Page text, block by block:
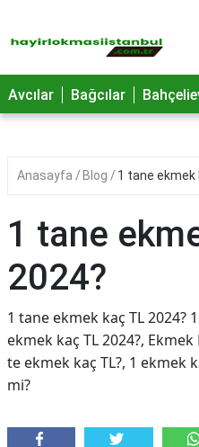
Avcılar Bağcılar
Anasayfa Blog 1 tane ekmek
1 tane
2024?
1 tane ekmek kaç TL 2024?
ekmek kaç TL 2024?,
te ekmek kaç TL?, 1 ekmek
mi?